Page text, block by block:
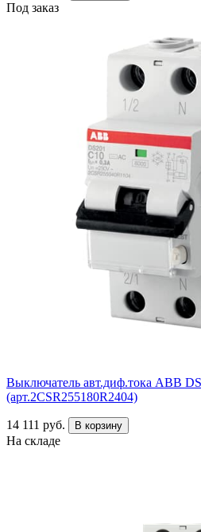
Под заказ
Выключатель авт.диф.тока ABB
(арт.2CSR255180R2404)
14 111 руб. В корзину
На складе